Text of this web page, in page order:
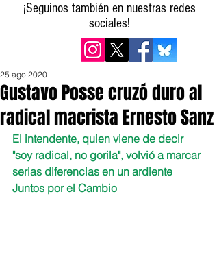
¡Seguinos también en nuestras redes
sociales!
Gustavo Posse cruzó duro al
radical macrista Ernesto Sanz
25 ago 2020
El intendente, quien viene de decir
"soy radical, no gorila", volvió a marcar
serias diferencias en un ardiente
Juntos por el Cambio